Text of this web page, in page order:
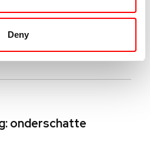
Deny
elektrificatie te stimuleren. Wat
onderschatte